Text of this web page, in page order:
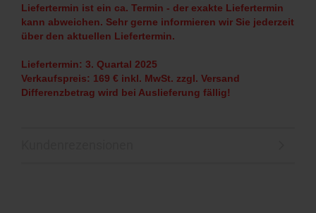
Liefertermin ist ein ca. Termin - der exakte Liefertermin
kann abweichen. Sehr gerne informieren wir Sie jederzeit
über den aktuellen Liefertermin.
Liefertermin: 3. Quartal 2025
Verkaufspreis: 169 € inkl. MwSt. zzgl. Versand
Differenzbetrag wird bei Auslieferung fällig!